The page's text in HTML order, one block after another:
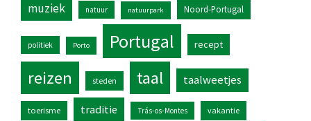
muziek natuur natuurpark Noord-Portugal
politiek Porto Portugal recept
reizen steden taal taalweetjes
toerisme traditie Trás-os-Montes vakantie